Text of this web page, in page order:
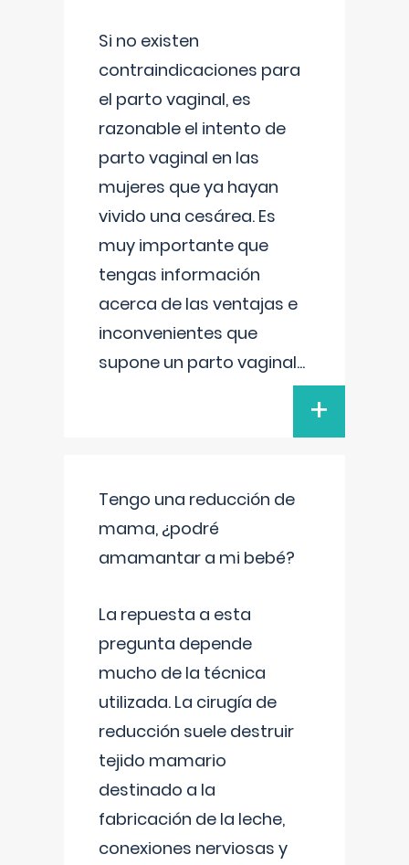
Si no existen
contraindicaciones para
el parto vaginal, es
razonable el intento de
parto vaginal en las
mujeres que ya hayan
vivido una cesárea. Es
muy importante que
tengas información
acerca de las ventajas e
inconvenientes que
supone un parto vaginal...
+
Tengo una reducción de
mama, ¿podré
amamantar a mi bebé?
La repuesta a esta
pregunta depende
mucho de la técnica
utilizada. La cirugía de
reducción suele destruir
tejido mamario
destinado a la
fabricación de la leche,
conexiones nerviosas y